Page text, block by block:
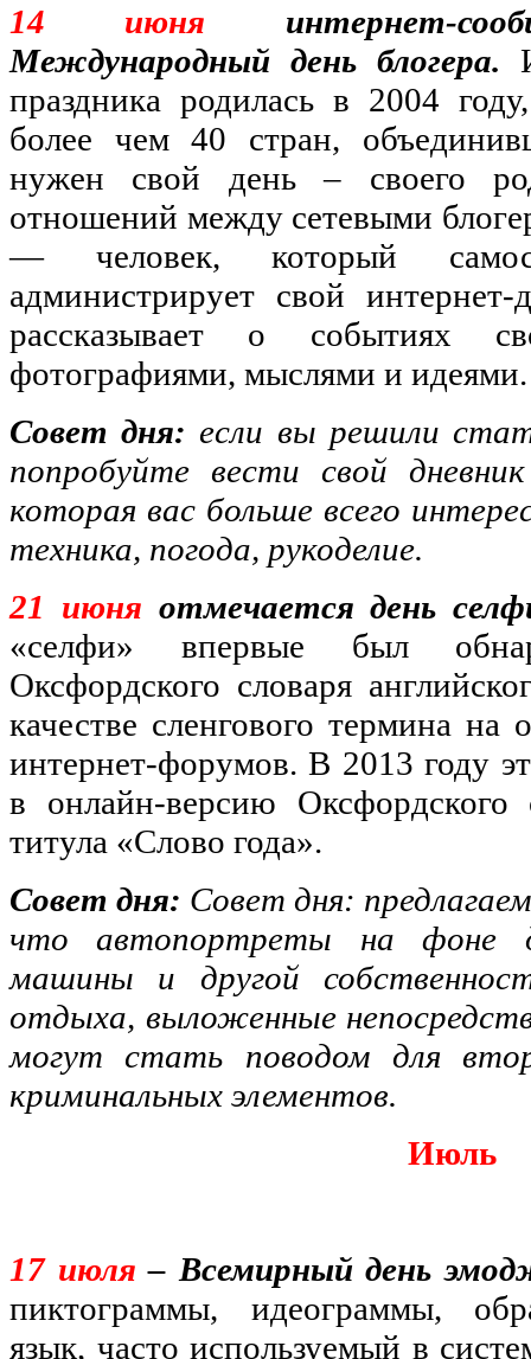
14 июня интернет-
Международный день блогера.
праздника родилась в 2004
более чем 40 стран,
нужен свой день – своего
отношений между сетевыми
— человек, который
администрирует свой интернет-
рассказывает о событиях
фотографиями, мыслями и идеями.
Совет дня: если вы решили
попробуйте вести свой
которая вас больше всего
техника, погода, рукоделие.
21 июня отмечается день
«селфи» впервые был
Оксфордского словаря
качестве сленгового термина на
интернет-форумов. В 2013 году
в онлайн-версию Оксфордского
титула «Слово года».
Совет дня: Совет дня:
что автопортреты на фоне
машины и другой
отдыха, выложенные
могут стать поводом для
криминальных элементов.
Июль
17 июля– Всемирный день
пиктограммы, идеограммы,
язык, часто используемый в